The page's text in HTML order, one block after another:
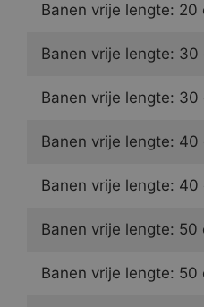
Banen vrije lengte: 20
Banen vrije lengte: 30
Banen vrije lengte: 30
Banen vrije lengte: 40
Banen vrije lengte: 40
Banen vrije lengte: 50
Banen vrije lengte: 50